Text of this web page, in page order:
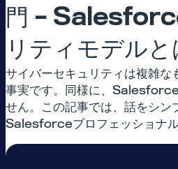
門 –
リティモデルと
サイバーセキュリティは複雑な
事実です。同様に、
せん。この記事では、話をシン
Salesforceプロフェッショナ